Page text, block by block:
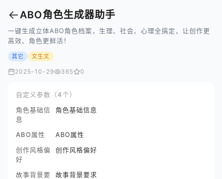
←ABO角色生成器助手
一键生成立体ABO角色档案，生理、社会、心理全搞定，让创作更
高效、角色更鲜活！
其它 文生文
2025-10-29 365 0
自定义参数（4个）
角色基础信
息
角色基础信息
ABO属性
ABO属性
创作风格偏
好
创作风格偏好
故事背景要
故事背景要求